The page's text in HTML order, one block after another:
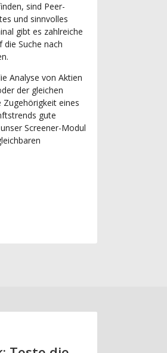
sind Peer-
und sinnvolles
gibt es zahlreiche
Suche nach
Analyse von Aktien
der gleichen
eines
gute
Screener-Modul